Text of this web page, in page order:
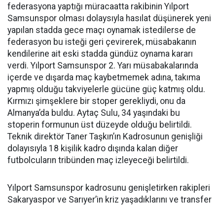
federasyona yaptığı müracaatta rakibinin Yılport
Samsunspor olması dolaysıyla hasılat düşünerek yeni
yapılan stadda gece maçı oynamak istedilerse de
federasyon bu isteği geri çevirerek, müsabakanın
kendilerine ait eski stadda gündüz oynama kararı
verdi. Yılport Samsunspor 2. Yarı müsabakalarında
içerde ve dışarda maç kaybetmemek adına, takıma
yapmış olduğu takviyelerle gücüne güç katmış oldu.
Kırmızı şimşeklere bir stoper gerekliydi, onu da
Almanya’da buldu. Aytaç Sulu, 34 yaşındaki bu
stoperin formunun üst düzeyde olduğu belirtildi.
Teknik direktör Taner Taşkın’ın Kadrosunun genişliği
dolayısıyla 18 kişilik kadro dışında kalan diğer
futbolcuların tribünden maç izleyeceği belirtildi.
Yılport Samsunspor kadrosunu genişletirken rakipleri
Sakaryaspor ve Sarıyer’in kriz yaşadıklarını ve transfer